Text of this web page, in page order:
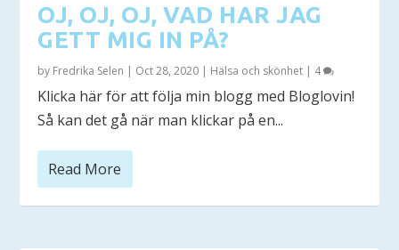
OJ, OJ, OJ, VAD HAR JAG
GETT MIG IN PÅ?
by Fredrika Selen | Oct 28, 2020 | Hälsa och skönhet | 4
Klicka här för att följa min blogg med Bloglovin!
Så kan det gå när man klickar på en...
Read More